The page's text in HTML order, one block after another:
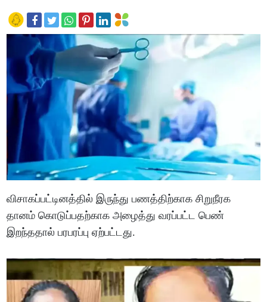
விசாகப்பட்டினத்தில் இருந்து பணத்திற்காக சிறுநீரக
தானம் கொடுப்பதற்காக அழைத்து வரப்பட்ட பெண்
இறந்ததால் பரபரப்பு ஏற்பட்டது.